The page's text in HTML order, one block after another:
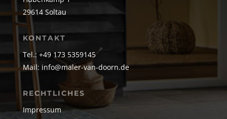
29614 Soltau
KONTAKT
Tel.: +49 173 5359145
Mail: info@maler-van-doorn.de
RECHTLICHES
Impressum